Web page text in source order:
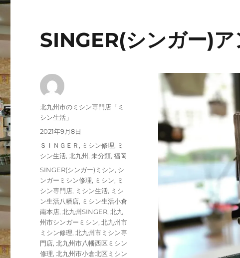
SINGER(シンガー)
投
稿
北九州市のミシン専門店「ミ
シン生活」
投
2021年9月8日
カ
テ
ＳＩＮＧＥＲ , ミシン修理, ミ
シン生活,北九州 , 未分類,福岡
タ
グ
SINGER(シンガー)ミシン, シ
ンガーミシン修理, ミシン, ミ
シン専門店, ミシン生活, ミシ
ン生活八幡店, ミシン生活小倉
南本店,北九州SINGER,北九
州市シンガーミシン,北九州市
ミシン修理,北九州市ミシン専
門店,北九州市八幡西区ミシン
修理,北九州市小倉北区ミシン